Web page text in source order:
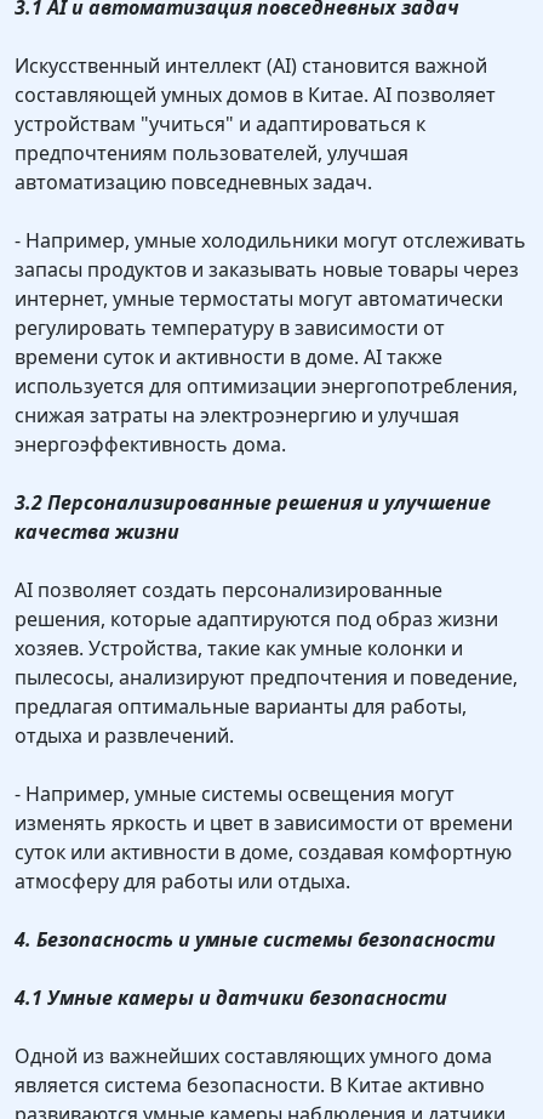
3.1 AI и автоматизация повседневных задач
Искусственный интеллект (AI) становится важной
составляющей умных домов в Китае. AI позволяет
устройствам "учиться" и адаптироваться к
предпочтениям пользователей, улучшая
автоматизацию повседневных задач.
- Например, умные холодильники могут отслеживать
запасы продуктов и заказывать новые товары через
интернет, умные термостаты могут автоматически
регулировать температуру в зависимости от
времени суток и активности в доме. AI также
используется для оптимизации энергопотребления,
снижая затраты на электроэнергию и улучшая
энергоэффективность дома.
3.2 Персонализированные решения и улучшение
качества жизни
AI позволяет создать персонализированные
решения, которые адаптируются под образ жизни
хозяев. Устройства, такие как умные колонки и
пылесосы, анализируют предпочтения и поведение,
предлагая оптимальные варианты для работы,
отдыха и развлечений.
- Например, умные системы освещения могут
изменять яркость и цвет в зависимости от времени
суток или активности в доме, создавая комфортную
атмосферу для работы или отдыха.
4. Безопасность и умные системы безопасности
4.1 Умные камеры и датчики безопасности
Одной из важнейших составляющих умного дома
является система безопасности. В Китае активно